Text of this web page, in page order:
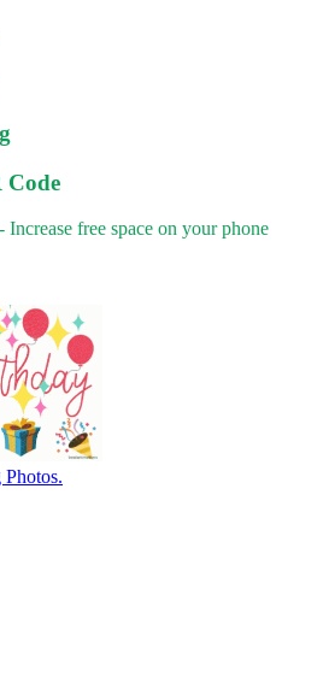
Increase free space on your phone